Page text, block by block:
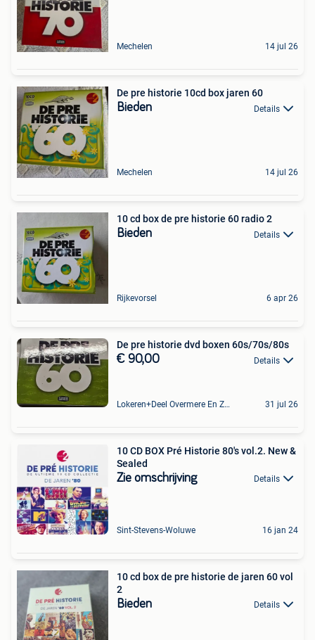
Mechelen 14 jul 26
De pre historie 10cd box jaren 60
Bieden Details
Mechelen 14 jul 26
10 cd box de pre historie 60 radio 2
Bieden Details
Rijkevorsel 6 apr 26
De pre historie dvd boxen 60s/70s/80s
€ 90,00 Details
Lokeren+Deel Overmere En Zele 31 jul 26
10 CD BOX Pré Historie 80's vol.2. New &
Sealed
Zie omschrijving Details
Sint-Stevens-Woluwe 16 jan 24
10 cd box de pre historie de jaren 60 vol
2
Bieden Details